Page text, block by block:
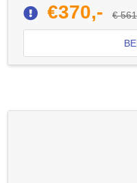
€370,- €